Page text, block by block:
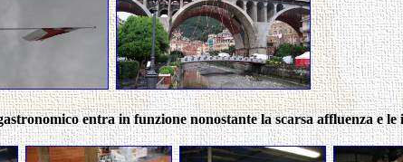
entra in funzione nonostante la scarsa affluenza e le